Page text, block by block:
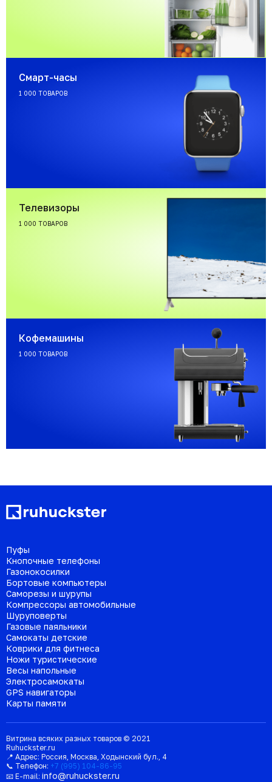
Смарт-часы
1 000 ТОВАРОВ
Телевизоры
1 000 ТОВАРОВ
Кофемашины
1 000 ТОВАРОВ
Пуфы
Кнопочные телефоны
Газонокосилки
Бортовые компьютеры
Саморезы и шурупы
Компрессоры автомобильные
Шуруповерты
Газовые паяльники
Самокаты детские
Коврики для фитнеса
Ножи туристические
Весы напольные
Электросамокаты
GPS навигаторы
Карты памяти
Витрина всяких разных товаров © 2021
Ruhuckster.ru
📍 Адрес: Россия, Москва, Ходынский бул., 4
📞 Телефон: +7 (995) 104-86-95
📧 E-mail: info@ruhuckster.ru